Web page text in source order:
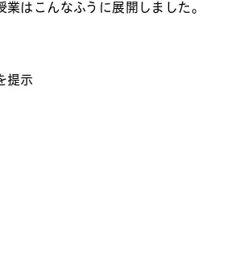
はこんなふうに展開しました。
提示